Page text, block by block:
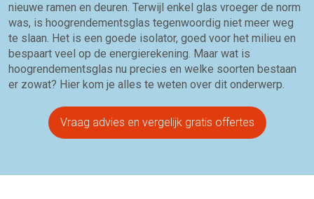
nieuwe ramen en deuren. Terwijl enkel glas vroeger de norm
was, is hoogrendementsglas tegenwoordig niet meer weg
te slaan. Het is een goede isolator, goed voor het milieu en
bespaart veel op de energierekening. Maar wat is
hoogrendementsglas nu precies en welke soorten bestaan
er zowat? Hier kom je alles te weten over dit onderwerp.
Vraag advies en vergelijk gratis offertes